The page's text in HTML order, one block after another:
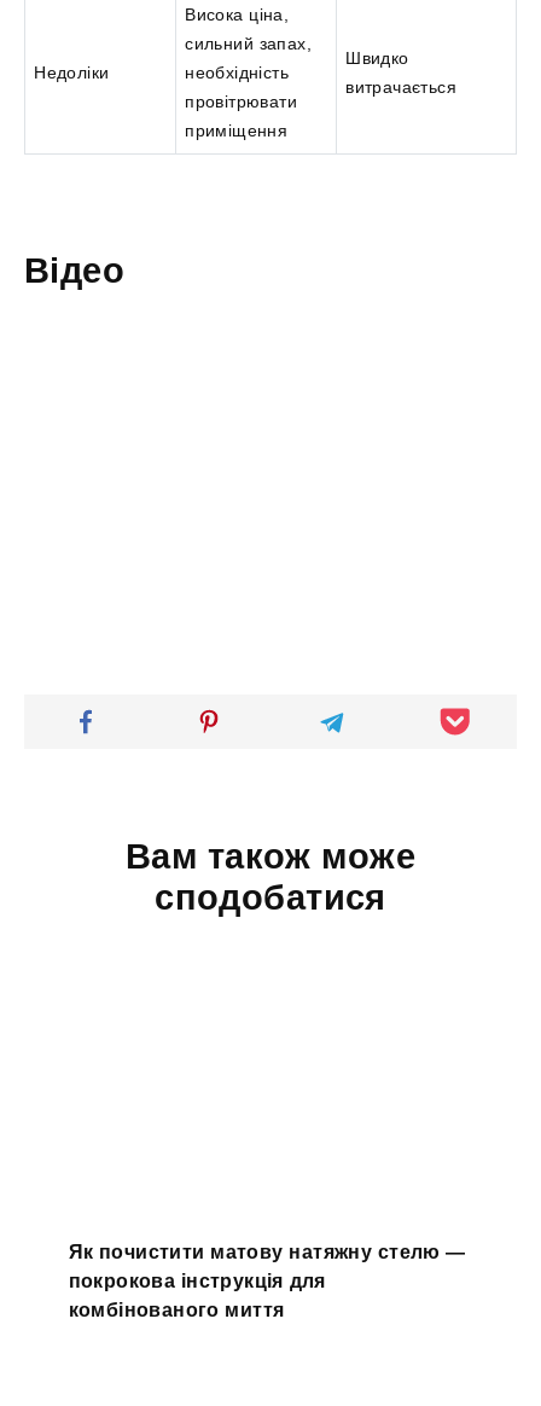
Недоліки
Висока ціна,
сильний запах,
необхідність
провітрювати
приміщення
Швидко
витрачається
Відео
Вам також може
сподобатися
Як почистити матову натяжну стелю —
покрокова інструкція для
комбінованого миття